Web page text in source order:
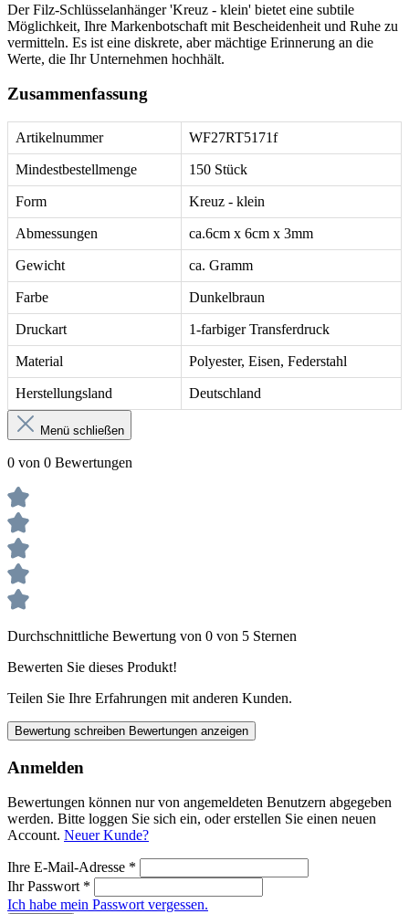
Der Filz-Schlüsselanhänger 'Kreuz - klein' bietet eine subtile
Möglichkeit, Ihre Markenbotschaft mit Bescheidenheit und Ruhe zu
vermitteln. Es ist eine diskrete, aber mächtige Erinnerung an die
Werte, die Ihr Unternehmen hochhält.
Zusammenfassung
Artikelnummer WF27RT5171f
Mindestbestellmenge 150 Stück
Form Kreuz - klein
Abmessungen ca.6cm x 6cm x 3mm
Gewicht ca. Gramm
Farbe Dunkelbraun
Druckart 1-farbiger Transferdruck
Material Polyester, Eisen, Federstahl
Herstellungsland Deutschland
Menü schließen
0 von 0 Bewertungen
Durchschnittliche Bewertung von 0 von 5 Sternen
Bewerten Sie dieses Produkt!
Teilen Sie Ihre Erfahrungen mit anderen Kunden.
Bewertung schreiben Bewertungen anzeigen
Anmelden
Bewertungen können nur von angemeldeten Benutzern abgegeben
werden. Bitte loggen Sie sich ein, oder erstellen Sie einen neuen
Account. Neuer Kunde?
Ihre E-Mail-Adresse *
Ihr Passwort *
Ich habe mein Passwort vergessen.